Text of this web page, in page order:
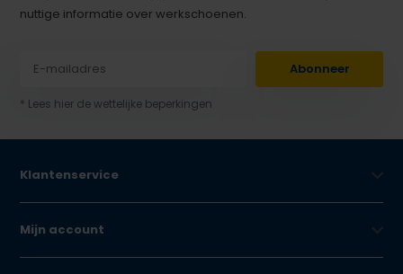
nuttige informatie over werkschoenen.
Abonneer
* Lees hier de wettelijke beperkingen
Klantenservice
Mijn account